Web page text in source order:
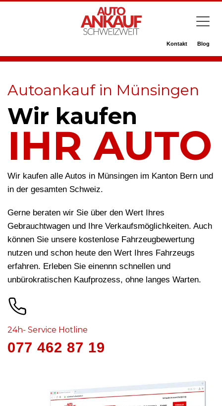
Kontakt Blog
Autoankauf in Münsingen
Wir kaufen
IHR AUTO
Wir kaufen alle Autos in Münsingen im Kanton Bern und
in der gesamten Schweiz.
Gerne beraten wir Sie über den Wert Ihres
Gebrauchtwagen und Ihre Verkaufsmöglichkeiten. Auch
können Sie unsere kostenlose Fahrzeugbewertung
nutzen und schon heute den Wert Ihres Fahrzeugs
erfahren. Erleben Sie einennn schnellen und
unbürokratischen Kaufprozess, ohne langes Warten.
24h- Service Hotline
077 462 87 19